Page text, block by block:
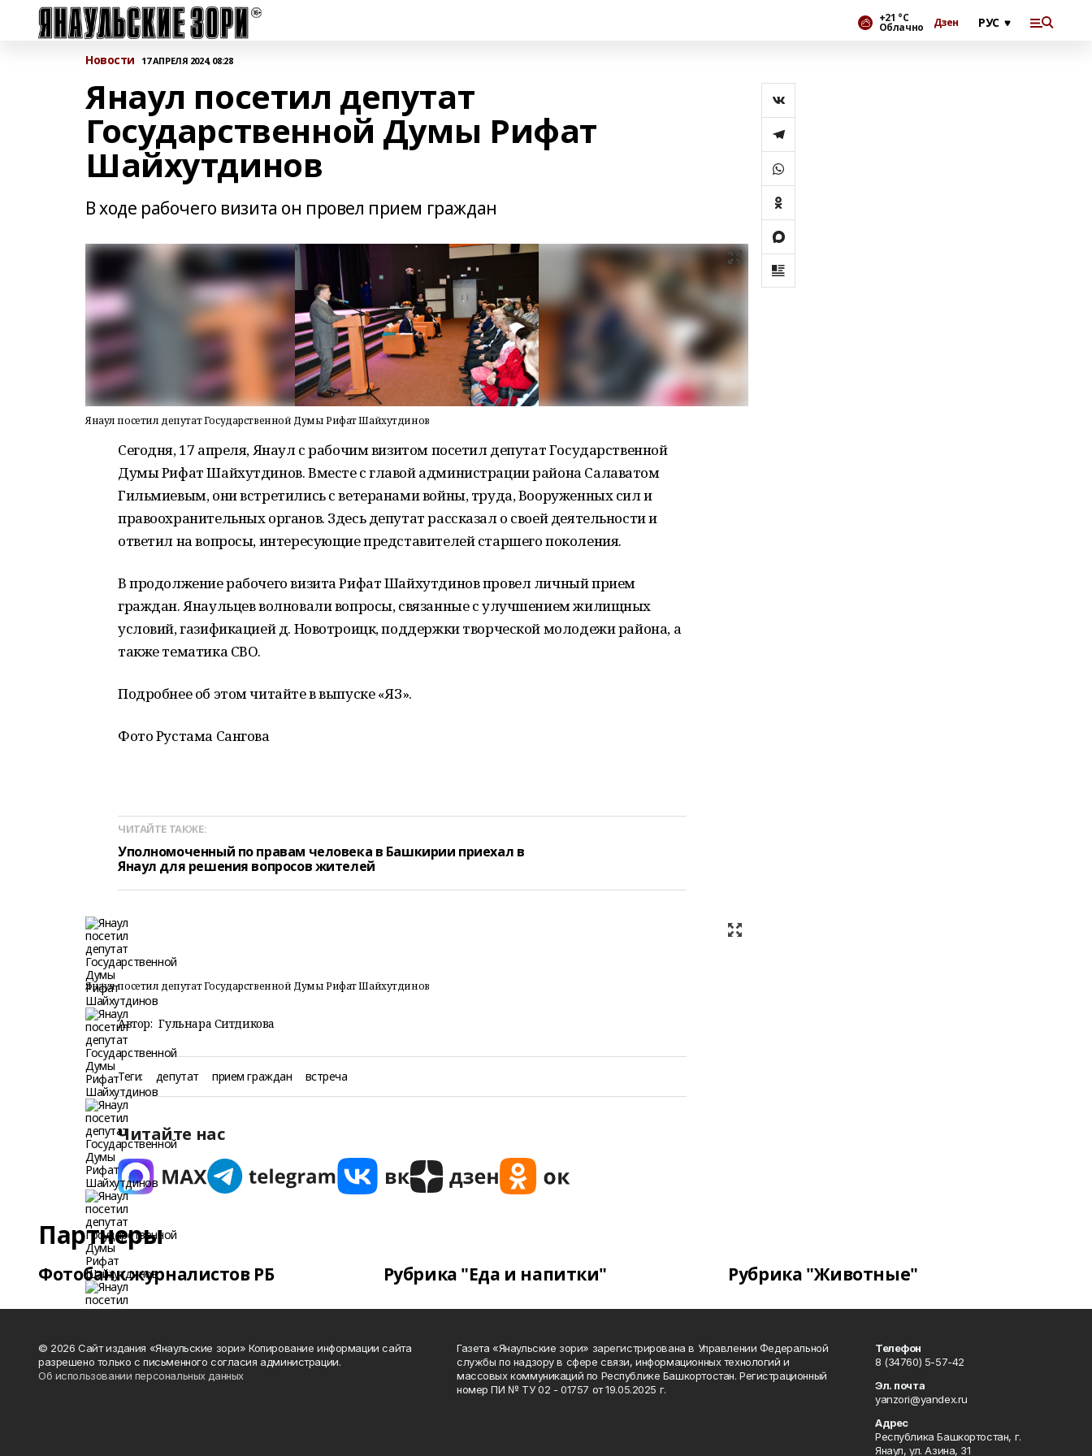
+21 °С
Облачно Дзен
Новости 17 АПРЕЛЯ 2024, 08:28
Янаул посетил депутат
Государственной Думы Рифат
Шайхутдинов
В ходе рабочего визита он провел прием граждан
Янаул посетил депутат Государственной Думы Рифат Шайхутдинов
Сегодня, 17 апреля, Янаул с рабочим визитом посетил депутат Государственной
Думы Рифат Шайхутдинов. Вместе с главой администрации района Салаватом
Гильмиевым, они встретились с ветеранами войны, труда, Вооруженных сил и
правоохранительных органов. Здесь депутат рассказал о своей деятельности и
ответил на вопросы, интересующие представителей старшего поколения.
В продолжение рабочего визита Рифат Шайхутдинов провел личный прием
граждан. Янаульцев волновали вопросы, связанные с улучшением жилищных
условий, газификацией д. Новотроицк, поддержки творческой молодежи района, а
также тематика СВО.
Подробнее об этом читайте в выпуске «ЯЗ».
Фото Рустама Сангова
ЧИТАЙТЕ ТАКЖЕ:
Уполномоченный по правам человека в Башкирии приехал в
Янаул для решения вопросов жителей
Янаул посетил депутат Государственной Думы Рифат Шайхутдинов
Автор: Гульнара Ситдикова
Теги: депутат прием граждан встреча
Читайте нас
Партнеры
Фотобанк журналистов РБ Рубрика "Еда и напитки" Рубрика "Животные"
© 2026 Сайт издания «Янаульские зори» Копирование информации сайта
разрешено только с письменного согласия администрации.
Об использовании персональных данных
Газета «Янаульские зори» зарегистрирована в Управлении Федеральной
службы по надзору в сфере связи, информационных технологий и
массовых коммуникаций по Республике Башкортостан. Регистрационный
номер ПИ № ТУ 02 - 01757 от 19.05.2025 г.
Телефон
8 (34760) 5-57-42
Эл. почта
yanzori@yandex.ru
Адрес
Республика Башкортостан, г.
Янаул, ул. Азина, 31